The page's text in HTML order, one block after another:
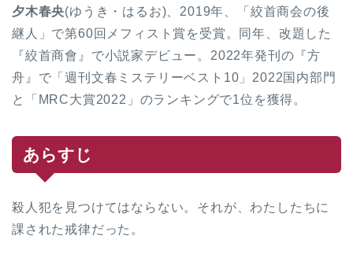
夕木春央(ゆうき・はるお)、2019年、「絞首商会の後
継人」で第60回メフィスト賞を受賞。同年、改題した
『絞首商會』で小説家デビュー。2022年発刊の『方
舟』で「週刊文春ミステリーベスト10」2022国内部門
と「MRC大賞2022」のランキングで1位を獲得。
あらすじ
殺人犯を見つけてはならない。それが、わたしたちに
課された戒律だった。